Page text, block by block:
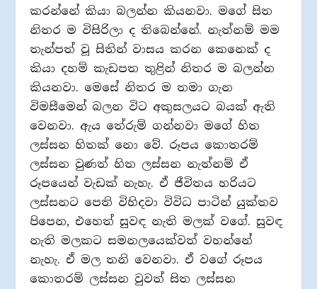
කරන්නේ කියා බලන්න කියනවා. මගේ සිත
නිතර ම විසිරිලා ද තිබෙන්නේ. නැත්නම් මම
තැන්පත් වූ සිතින් වාසය කරන කෙනෙක් ද
කියා දහම් කැඩපත තුළින් නිතර ම බලන්න
කියනවා. මෙසේ නිතර ම තමා ගැන
විමසීමෙන් බලන විට අකුසලයට බයක් ඇති
වෙනවා. ඇය තේරුම් ගන්නවා මගේ හිත
ලස්සන හිතක් නො වේ. රූපය කොතරම්
ලස්සන වුණත් හිත ලස්සන නැත්නම් ඒ
රූපයෙන් වැඩක් නැහැ. ඒ ජීවිතය හරියට
ලස්සනට පෙති විහිදවා විවිධ පාටින් යුක්තව
පිපෙන, එහෙත් සුවඳ නැති මලක් වගේ. සුවඳ
නැති මලකට සමනලයෙක්වත් වහන්නේ
නැහැ. ඒ මල තනි වෙනවා. ඒ වගේ රූපය
කොතරම් ලස්සන වුවත් සිත ලස්සන